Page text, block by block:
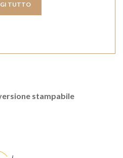
TUTTO
stampabile